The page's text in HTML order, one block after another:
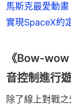
馬斯克最愛動
實現SpaceX約
《Bow-
音控制進行
除了線上對戰